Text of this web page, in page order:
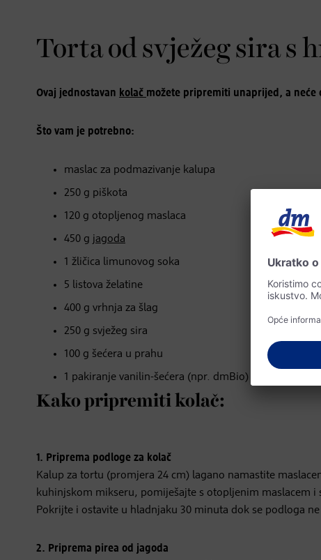
Torta od svježeg sira s
Ovaj jednostavan kolač možete pripremiti unaprijed, a neće
Što vam je potrebno:
maslac za podmazivanje kalupa
250 g piškota
120 g otopljenog maslaca
450 g jagoda
1 žličica limunovog soka
5 listova želatine
400 g vrhnja za šlag
250 g svježeg sira
100 g šećera u prahu
1 pakiranje vanilin-šećera (npr. dmBio)
Kako pripremiti kolač:
1. Priprema podloge za kolač
Kalup za tortu (promjera 24 cm) lagano namastite
kuhinjskom mikseru, pomiješajte s otopljenim maslacem
Pokrijte i ostavite u hladnjaku 30 minuta dok se podloga
2. Priprema pirea od jagoda